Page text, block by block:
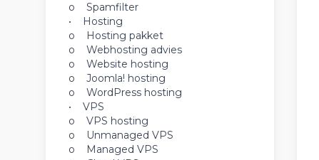
o Spamfilter
• Hosting
o Hosting pakket
o Webhosting advies
o Website hosting
o Joomla! hosting
o WordPress hosting
• VPS
o VPS hosting
o Unmanaged VPS
o Managed VPS